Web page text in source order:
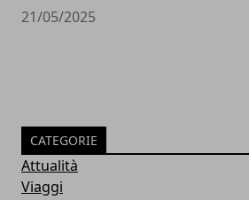
21/05/2025
CATEGORIE
Attualità
Viaggi